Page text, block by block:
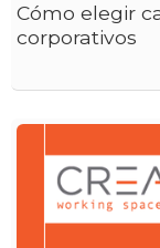
Cómo elegir
corporativos